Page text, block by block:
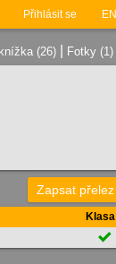
Přihlásit se EN
(26) Fotky (1)
Zapsat přelez
Klasa
